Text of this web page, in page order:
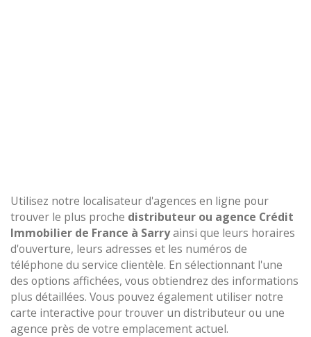
Utilisez notre localisateur d'agences en ligne pour
trouver le plus proche distributeur ou agence Crédit
Immobilier de France à Sarryainsi que leurs horaires
d'ouverture, leurs adresses et les numéros de
téléphone du service clientèle. En sélectionnant l'une
des options affichées, vous obtiendrez des informations
plus détaillées. Vous pouvez également utiliser notre
carte interactive pour trouver un distributeur ou une
agence près de votre emplacement actuel.